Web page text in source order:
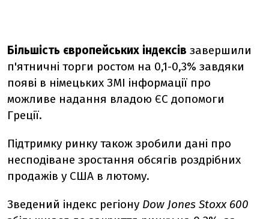
Більшість європейських індексів завершили
п'ятничні торги ростом на 0,1-0,3% завдяки
появі в німецьких ЗМІ інформації про
можливе надання владою ЄС допомоги
Греції.
Підтримку ринку також зробили дані про
несподіване зростання обсягів роздрібних
продажів у США в лютому.
Зведений індекс регіону Dow Jones Stoxx 600